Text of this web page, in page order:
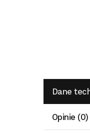
Dane
Opinie (0)